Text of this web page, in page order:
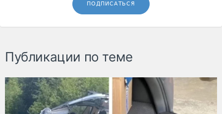
ПОДПИСАТЬСЯ
Публикации по теме